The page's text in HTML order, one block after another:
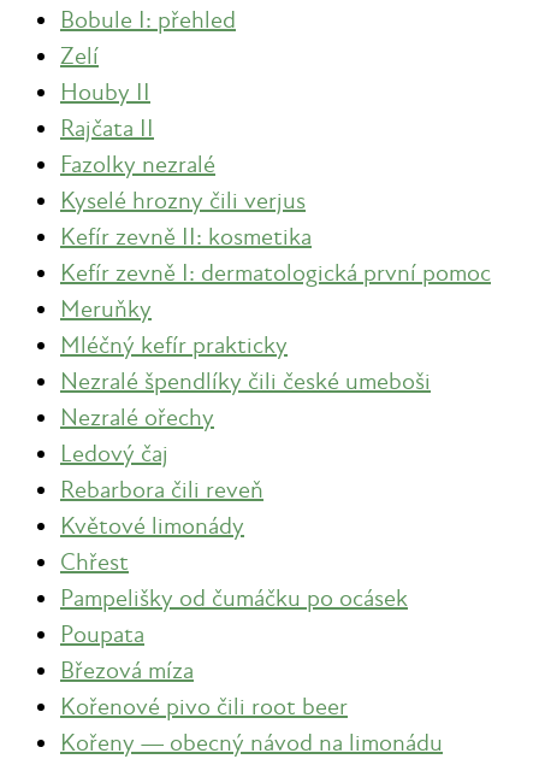
Bobule I: přehled
Zelí
Houby II
Rajčata II
Fazolky nezralé
Kyselé hrozny čili verjus
Kefír zevně II: kosmetika
Kefír zevně I: dermatologická první pomoc
Meruňky
Mléčný kefír prakticky
Nezralé špendlíky čili české umeboši
Nezralé ořechy
Ledový čaj
Rebarbora čili reveň
Květové limonády
Chřest
Pampelišky od čumáčku po ocásek
Poupata
Březová míza
Kořenové pivo čili root beer
Kořeny — obecný návod na limonádu